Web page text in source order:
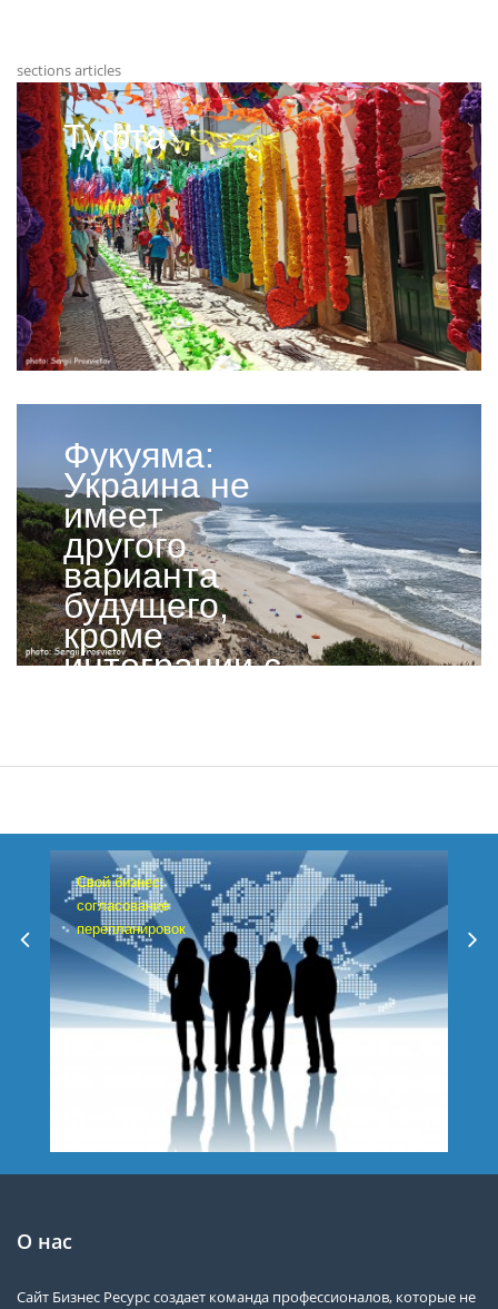
sections articles
Туфта
Фукуяма:
Украина не
имеет
другого
варианта
будущего,
кроме
интеграции с
Свой бизнес:
согласование
перепланировок
О нас
Сайт Бизнес Ресурс создает команда профессионалов, которые не